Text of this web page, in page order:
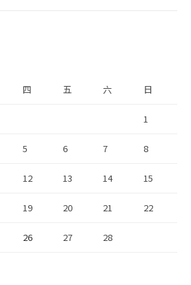
四 五 六 日
1
5 6 7 8
12 13 14 15
19 20 21 22
26 27 28